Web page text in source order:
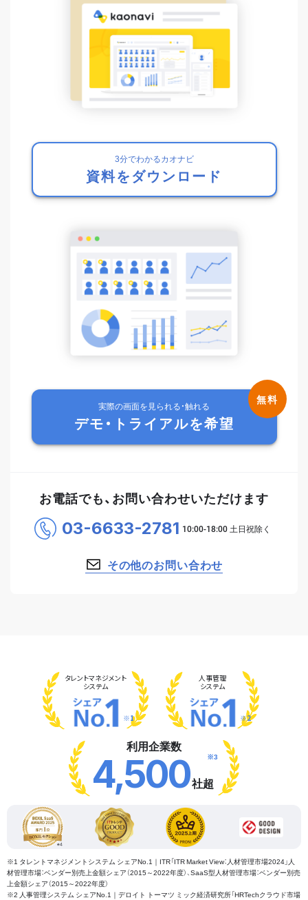
3分でわかるカオナビ
資料をダウンロード
実際の画面を見られる・触れる
デモ・トライアルを希望
お電話でも、お問い合わせいただけます
03-6633-2781
その他のお問い合わせ
タレントマネジメント
システム
※1
人事管理
システム
※2
利用企業数
4,500社超
※3
※1 タレントマネジメントシステム シェアNo.1｜ITR「ITR Market View：人材管理市場2024」人
材管理市場：ベンダー別売上金額シェア（2015～2022年度）、SaaS型人材管理市場：ベンダー別売
上金額シェア（2015～2022年度）
※2 人事管理システム シェアNo.1｜デロイト トーマツ ミック経済研究所「HRTechクラウド市場